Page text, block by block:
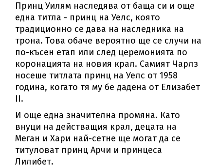
Принц Уилям наследява от баща си и още
една титла - принц на Уелс, която
традиционно се дава на наследника на
трона. Това обаче вероятно ще се случи на
по-късен етап или след церемонията по
коронацията на новия крал. Самият Чарлз
носеше титлата принц на Уелс от 1958
година, когато тя му бе дадена от Елизабет
II.
И още една значителна промяна. Като
внуци на действащия крал, децата на
Меган и Хари най-сетне ще могат да се
титуловат принц Арчи и принцеса
Лилибет.